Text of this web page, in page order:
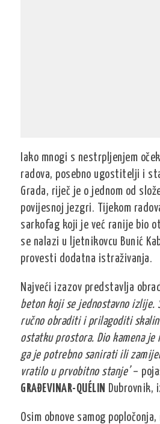
Iako mnogi s nestrpljenjem
radova, posebno ugostitelji i
Grada, riječ je o jednom od
povijesnoj jezgri. Tijekom
sarkofag koji je već ranije bio
se nalazi u ljetnikovcu Bunić
provesti dodatna istraživanja.
Najveći izazov predstavlja
beton koji se jednostavno izlije.
ručno obraditi i prilagoditi
ostatku prostora. Dio kamena je
ga je potrebno sanirati ili
vratilo u prvobitno stanje’–
GRAĐEVINAR-QUÉLIN Dubrovnik,
Osim obnove samog